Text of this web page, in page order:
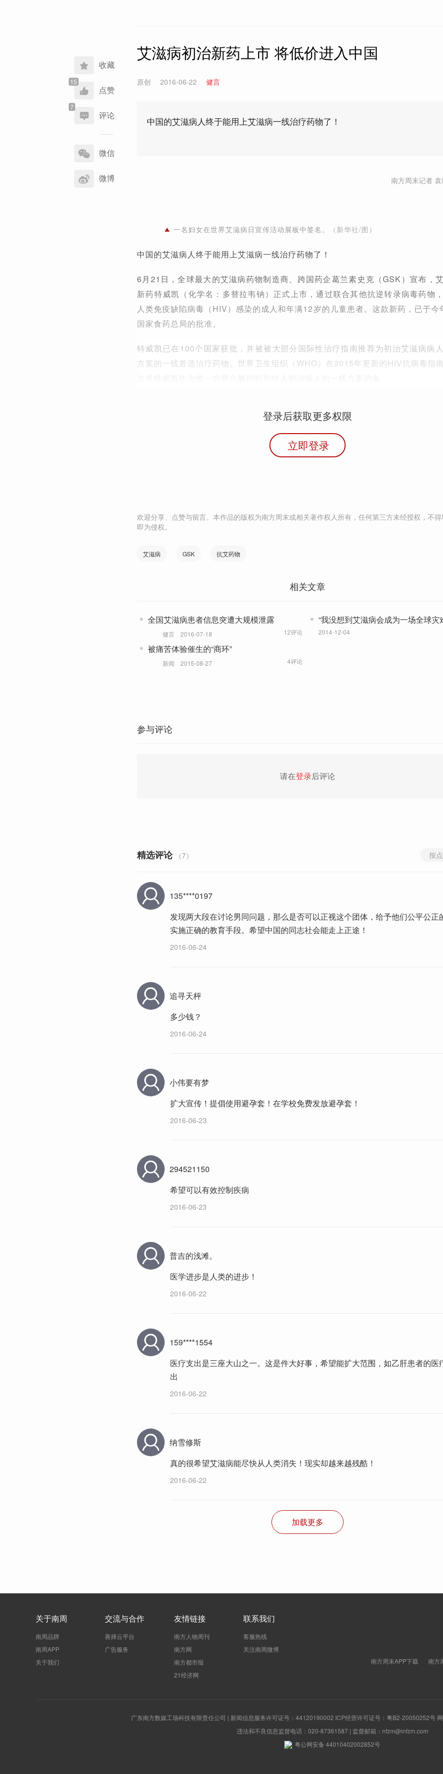
收藏
点赞
评论
享
到
微信
微博
艾滋病初治新药上市 将低价进入中国
原创 2016-06-22 健言
中国的艾滋病人终于能用上艾滋病一线治疗药物了！
南方周末记者
一名妇女在世界艾滋病日宣传活动展板中签名。 （新华社/图）
中国的艾滋病人终于能用上艾滋病一线治疗药物了！
6月21日，全球最大的艾滋病药物制造商、跨国药企葛兰素史克（GSK）宣布，
新药特威凯（化学名：多替拉韦钠）正式上市，通过联合其他抗逆转录病毒药物
人类免疫缺陷病毒（HIV）感染的成人和年满12岁的儿童患者。这款新药，已于今
国家食药总局的批准。
特威凯已在100个国家获批，并被被大部分国际性治疗指南推荐为初治艾滋病病
方案的一线首选治疗药物。世界卫生组织（WHO）在2015年更新的HIV抗病毒指
登录后获取更多权限
立即登录
欢迎分享、点赞与留言。本作品的版权为南方周末或相关著作权人所有，任何第三方未经授权，不
即为侵权。
艾滋病 GSK 抗艾药物
相关文章
全国艾滋病患者信息突遭大规模泄露
健言 2016-07-18 12评论
“我没想到艾滋病会成为一场全球灾
2014-12-04
被痛苦体验催生的“商环”
新闻 2015-08-27 4评论
参与评论
请在登录后评论
精选评论 （7） 按
135****0197
发现两大段在讨论男同问题，那么是否可以正视这个团体，给予他们公平公正
实施正确的教育手段。希望中国的同志社会能走上正途！
2016-06-24
追寻天枰
多少钱？
2016-06-24
小伟要有梦
扩大宣传！提倡使用避孕套！在学校免费发放避孕套！
2016-06-23
294521150
希望可以有效控制疾病
2016-06-23
普吉的浅滩。
医学进步是人类的进步！
2016-06-22
159****1554
医疗支出是三座大山之一。这是件大好事，希望能扩大范围，如乙肝患者的医
出
2016-06-22
纳雪修斯
真的很希望艾滋病能尽快从人类消失！现实却越来越残酷！
2016-06-22
加载更多
关于南周
南周品牌
南周APP
关于我们
交流与合作
善择云平台
广告服务
友情链接
南方人物周刊
南方网
南方都市报
21经济网
联系我们
客服热线
关注南周微博
南方周末APP下载
南方
广东南方数媒工场科技有限责任公司 | 新闻信息服务许可证号：44120190002 ICP经营许可证号：粤B2-20050252号
违法和不良信息监督电话：020-87361587 | 监督邮箱：nfzm@infzm.com
粤公网安备 44010402002852号